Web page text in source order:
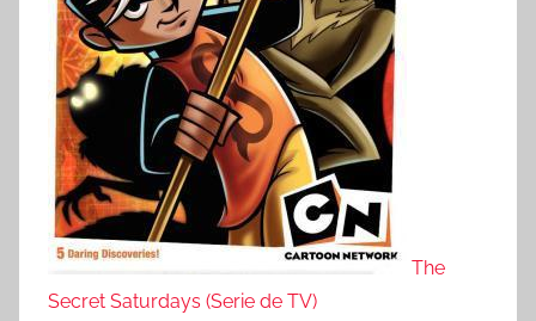
The
Secret Saturdays (Serie de TV)